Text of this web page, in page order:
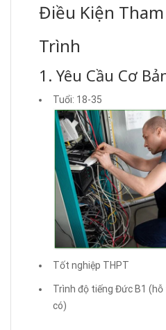
Điều Kiện
Trình
1. Yêu Cầu Cơ
Tuổi: 18-35
Tốt nghiệp THPT
Trình độ tiếng Đức B1
có)